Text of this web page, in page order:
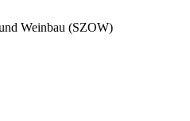
Weinbau (SZOW)